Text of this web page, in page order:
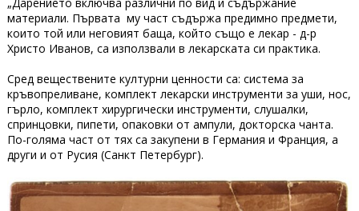
материали. Първата му част съдържа предимно предмети,
които той или неговият баща, който също е лекар - д-р
Христо Иванов, са използвали в лекарската си практика.
Сред веществените културни ценности са: система за
кръвопреливане, комплект лекарски инструменти за уши, нос,
гърло, комплект хирургически инструменти, слушалки,
спринцовки, пипети, опаковки от ампули, докторска чанта.
По-голяма част от тях са закупени в Германия и Франция, а
други и от Русия (Санкт Петербург).